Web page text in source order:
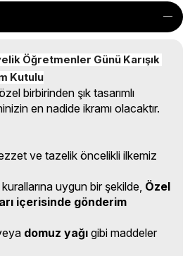
Öğretmenler Günü Karışık
Kutulu
birbirinden şık tasarımlı
en nadide ikramı olacaktır.
ve tazelik öncelikli ilkemiz
kurallarına uygun bir şekilde, Özel
içerisinde gönderim
domuz yağı gibi maddeler